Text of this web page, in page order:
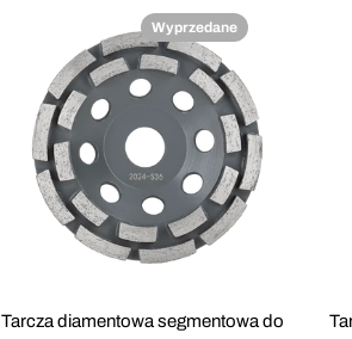
Wyprzedane
Tarcza diamentowa segmentowa do